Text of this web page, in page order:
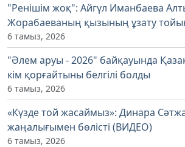
"Ренішім жоқ": Айгүл Иманбаева
Жорабаеваның қызының ұзату
6 тамыз, 2026
"Әлем аруы - 2026" байқауында
кім қорғайтыны белгілі болды
6 тамыз, 2026
«Күзде той жасаймыз»: Динара
жаңалығымен бөлісті (ВИДЕО)
6 тамыз, 2026